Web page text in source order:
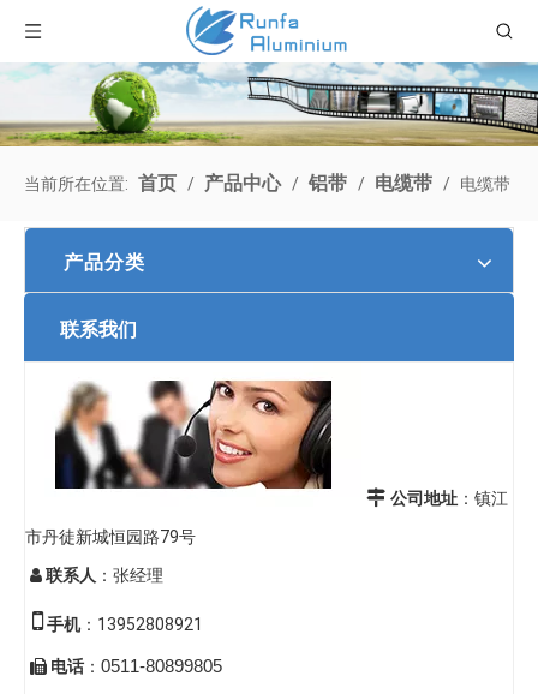
当前所在位置: 首页 / 产品中心 / 铝带 / 电缆带 / 电缆带
产品分类
联系我们
 公司地址 ：镇江
市丹徒新城恒园路79号
 联系人 ：张经理
手机：13952808921
 电话 ： 0511-80899805